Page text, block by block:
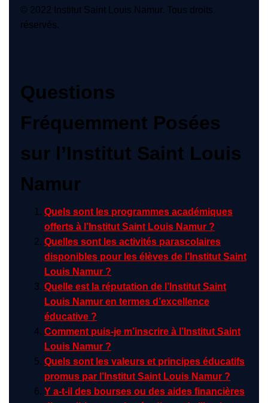
© 2022 Institut Saint Louis Namur. Tous droits
réservés.
Questions
Fréquemment Posées
sur l’Institut Saint Louis
Namur
Quels sont les programmes académiques
offerts à l’Institut Saint Louis Namur ?
Quelles sont les activités parascolaires
disponibles pour les élèves de l’Institut Saint
Louis Namur ?
Quelle est la réputation de l’Institut Saint
Louis Namur en termes d’excellence
éducative ?
Comment puis-je m’inscrire à l’Institut Saint
Louis Namur ?
Quels sont les valeurs et principes éducatifs
promus par l’Institut Saint Louis Namur ?
Y a-t-il des bourses ou des aides financières